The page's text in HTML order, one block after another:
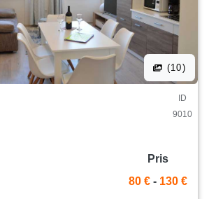
(10)
ID
9010
Pris
80 € - 130 €